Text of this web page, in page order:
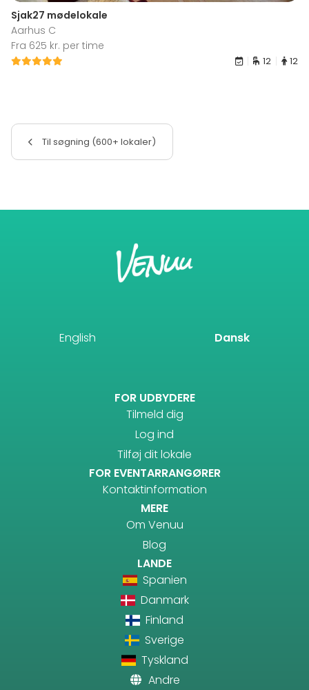
Sjak27 mødelokale
Aarhus C
Fra 625 kr. per time
12 12
Til søgning (600+ lokaler)
English Dansk
FOR UDBYDERE
Tilmeld dig
Log ind
Tilføj dit lokale
FOR EVENTARRANGØRER
Kontaktinformation
MERE
Om Venuu
Blog
LANDE
Spanien
Danmark
Finland
Sverige
Tyskland
Andre